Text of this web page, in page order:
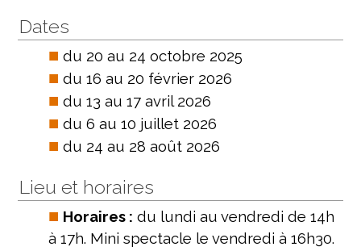
Dates
du 20 au 24 octobre 2025
du 16 au 20 février 2026
du 13 au 17 avril 2026
du 6 au 10 juillet 2026
du 24 au 28 août 2026
Lieu et horaires
Horaires : du lundi au vendredi de 14h
à 17h. Mini spectacle le vendredi à 16h30.